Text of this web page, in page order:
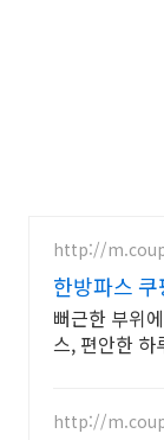
http://
한방파스
원함
뻐근한 부위
스, 편안한 하
http://